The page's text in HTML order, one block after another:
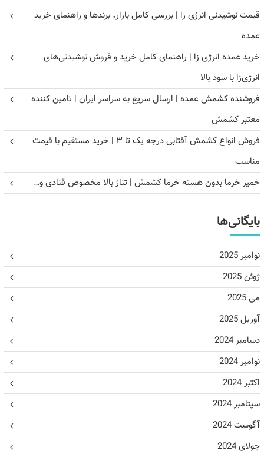
قیمت نوشیدنی انرژی زا | بررسی کامل بازار، برندها و راهنمای خرید
عمده
خرید عمده انرژی زا | راهنمای کامل خرید و فروش نوشیدنی‌های
انرژی‌زا با سود بالا
فروشنده کشمش عمده | ارسال سریع به سراسر ایران | تامین کننده
معتبر کشمش
فروش انواع کشمش آفتابی درجه یک تا ۳ | خرید مستقیم با قیمت
مناسب
خمیر خرما بدون هسته خرما کشمش | تناژ بالا مخصوص قنادی و…
بایگانی‌ها
نوامبر 2025
ژوئن 2025
می 2025
آوریل 2025
دسامبر 2024
نوامبر 2024
اکتبر 2024
سپتامبر 2024
آگوست 2024
جولای 2024